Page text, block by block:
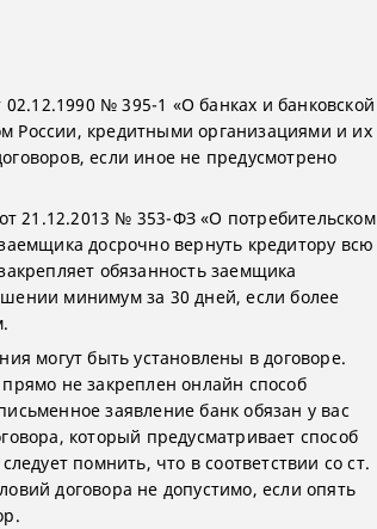
№ 395-1 «О банках и банковской
России, кредитными организациями и их
если иное не предусмотрено
21.12.2013 № 353-ФЗ «О потребительском
досрочно вернуть кредитору всю
обязанность заемщика
минимум за 30 дней, если более
могут быть установлены в договоре.
не закреплен онлайн способ
заявление банк обязан у вас
который предусматривает способ
помнить, что в соответствии со ст.
договора не допустимо, если опять